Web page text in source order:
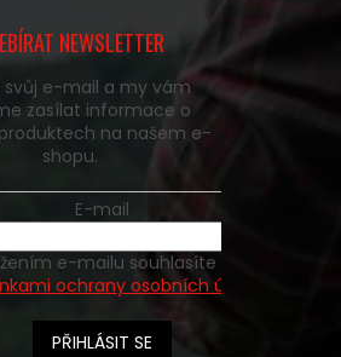
NEWSLETTER
svůj e-mail a my vám
zasílat informace o
na našem e-
shopu.
E-mail
ochrany osobních údajů
PŘIHLÁSIT SE